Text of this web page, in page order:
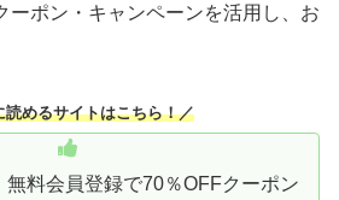
ーポン・キャンペーンを活用し、お
読めるサイトはこちら！／
無料会員登録で70％OFFクーポン